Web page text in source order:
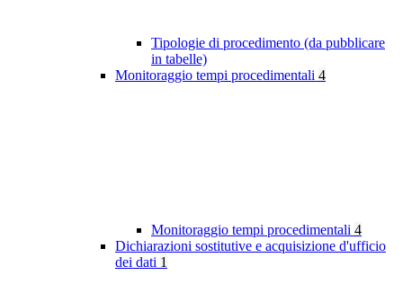
Tipologie di procedimento (da pubblicare
in tabelle)
Monitoraggio tempi procedimentali 4
Monitoraggio tempi procedimentali 4
Dichiarazioni sostitutive e acquisizione d'ufficio
dei dati 1